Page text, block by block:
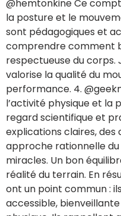
@hemtonkine Ce
la posture et le
sont pédagogiques et
comprendre comment
respectueuse du corps.
valorise la qualité du
performance. 4.
l’activité physique et la
regard scientifique et
explications claires,
approche rationnelle
miracles. Un bon
réalité du terrain. En
ont un point commun :
accessible,